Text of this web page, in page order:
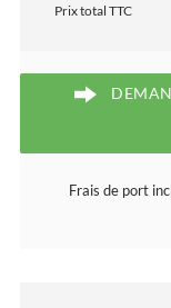
Prix total TTC
Frais de port